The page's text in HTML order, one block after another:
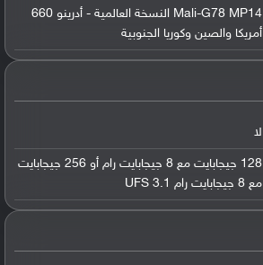
Mali-G78 MP14 النسخة العالمية - أدرينو 660
أمريكا والصين وكوريا الجنوبية
لا
128 جيجابايت مع 8 جيجابايت رام أو 256 جيجابايت
مع 8 جيجابايت رام UFS 3.1